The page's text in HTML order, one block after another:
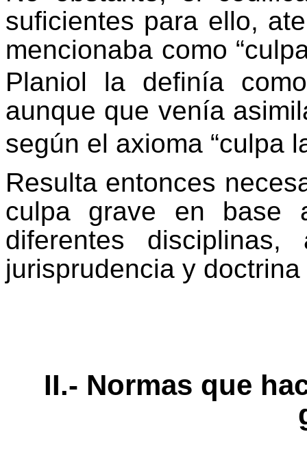
suficientes para ello,
mencionaba como
Planiol la definía
aunque que venía
según el axioma “culpa
Resulta entonces
culpa grave en base
diferentes
jurisprudencia y
II.- Normas que